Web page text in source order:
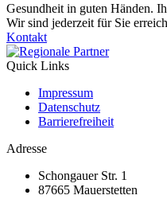
Gesundheit in guten Händen.
Wir sind jederzeit für Sie
Kontakt
Quick Links
Impressum
Datenschutz
Barrierefreiheit
Adresse
Schongauer Str. 1
87665 Mauerstetten